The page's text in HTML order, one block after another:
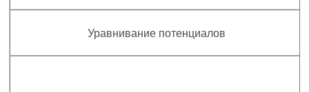
Уравнивание потенциалов